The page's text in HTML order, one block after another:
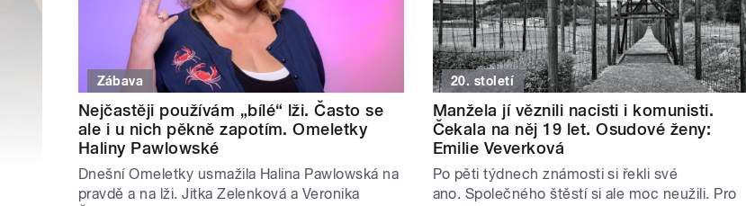
Zábava
Nejčastěji používám „bílé“ lži. Často se
ale i u nich pěkně zapotím. Omeletky
Haliny Pawlowské
Dnešní Omeletky usmažila Halina Pawlowská na
pravdě a na lži. Jitka Zelenková a Veronika
20. století
Manžela jí věznili nacisti i komunisti.
Čekala na něj 19 let. Osudové ženy:
Emilie Veverková
Po pěti týdnech známosti si řekli své
ano. Společného štěstí si ale moc neužili. Pro